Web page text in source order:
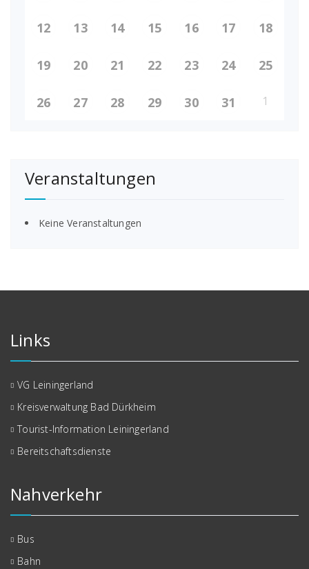
12 13 14 15 16 17 18
19 20 21 22 23 24 25
26 27 28 29 30 31 1
Veranstaltungen
Keine Veranstaltungen
Links
VG Leiningerland
Kreisverwaltung Bad Dürkheim
Tourist-Information Leiningerland
Bereitschaftsdienste
Nahverkehr
Bus
Bahn